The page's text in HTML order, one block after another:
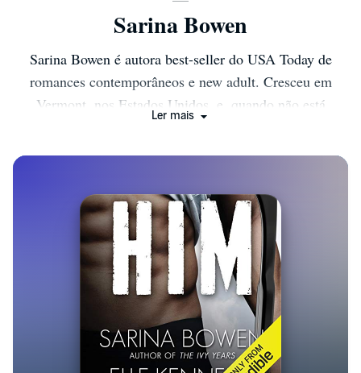
Sarina Bowen
Sarina Bowen é autora best-seller do USA Today de
romances contemporâneos e new adult. Cresceu em
Vermont, nos Estados Unidos, e, quando não está
Ler mais